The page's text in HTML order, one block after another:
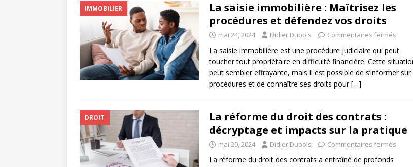
IMMOBILIER
La saisie immobilière : Maîtrisez les
procédures et défendez vos droits
mai 24, 2024 Didier Dubois Commentaires fermés
La saisie immobilière est une procédure judiciaire qui peut
toucher tout propriétaire en difficulté financière. Cette
peut sembler effrayante, mais il est possible de s’informer sur
procédures et de connaître ses droits pour[…]
DROIT
La réforme du droit des contrats :
décryptage et impacts sur la pratique
mai 20, 2024 Didier Dubois Commentaires fermés
La réforme du droit des contrats a entraîné de profonds